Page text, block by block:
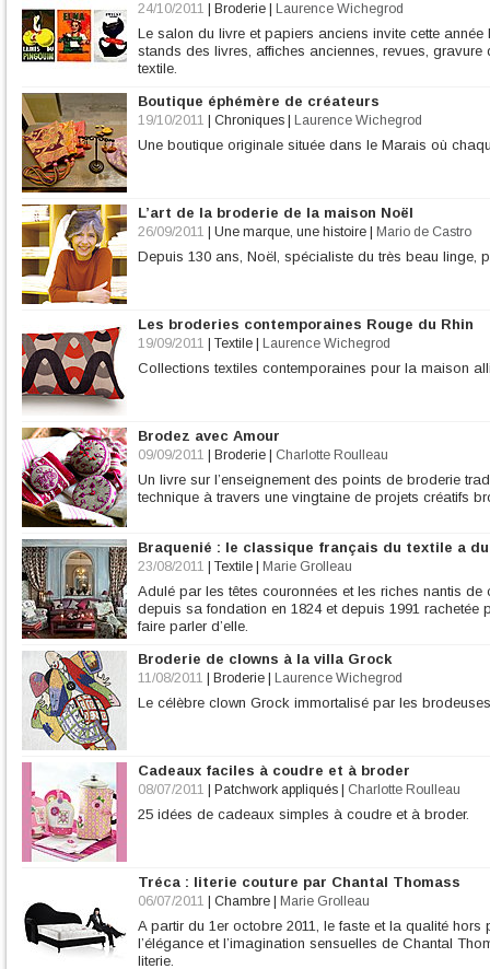
24/10/2011 Broderie Laurence Wichegrod
Le salon du livre et papiers anciens invite cette
stands des livres, affiches anciennes, revues,
textile.
Boutique éphémère de créateurs
19/10/2011 Chroniques Laurence Wichegrod
Une boutique originale située dans le Marais où
L’art de la broderie de la maison Noël
26/09/2011 Une marque, une histoire Mario de Castro
Depuis 130 ans, Noël, spécialiste du très beau linge,
Les broderies contemporaines Rouge du Rhin
19/09/2011 Textile Laurence Wichegrod
Collections textiles contemporaines pour la maison
Brodez avec Amour
09/09/2011 Broderie Charlotte Roulleau
Un livre sur l’enseignement des points de broderie
technique à travers une vingtaine de projets créatifs
Braquenié : le classique français du textile a
23/08/2011 Textile Marie Grolleau
Adulé par les têtes couronnées et les riches nantis
depuis sa fondation en 1824 et depuis 1991 rachetée
faire parler d’elle.
Broderie de clowns à la villa Grock
11/08/2011 Broderie Laurence Wichegrod
Le célèbre clown Grock immortalisé par les
Cadeaux faciles à coudre et à broder
08/07/2011 Patchwork appliqués Charlotte Roulleau
25 idées de cadeaux simples à coudre et à broder.
Tréca : literie couture par Chantal Thomass
06/07/2011 Chambre Marie Grolleau
A partir du 1er octobre 2011, le faste et la qualité
l’élégance et l’imagination sensuelles de Chantal
literie.